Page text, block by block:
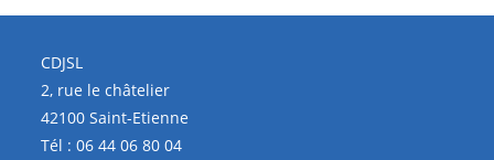
CDJSL
2, rue le châtelier
42100 Saint-Etienne
Tél :06 44 06 80 04